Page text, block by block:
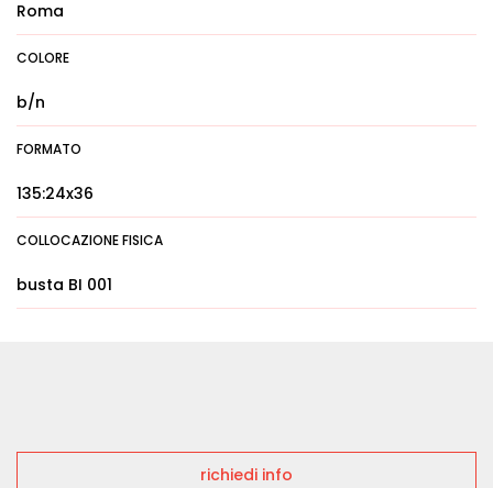
Roma
COLORE
b/n
FORMATO
135:24x36
COLLOCAZIONE FISICA
busta BI 001
richiedi info